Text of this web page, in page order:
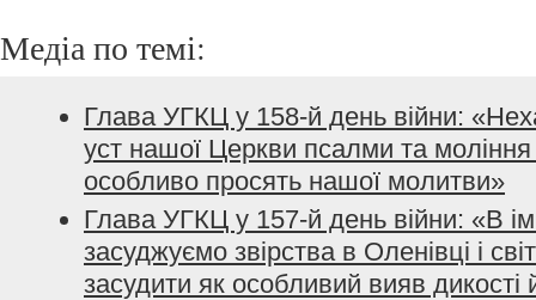
Медіа по темі:
Глава УГКЦ у 158-й день війни:
уст нашої Церкви псалми та моління
особливо просять нашої молитви»
Глава УГКЦ у 157-й день війни: «В
засуджуємо звірства в Оленівці і
засудити як особливий вияв дикості